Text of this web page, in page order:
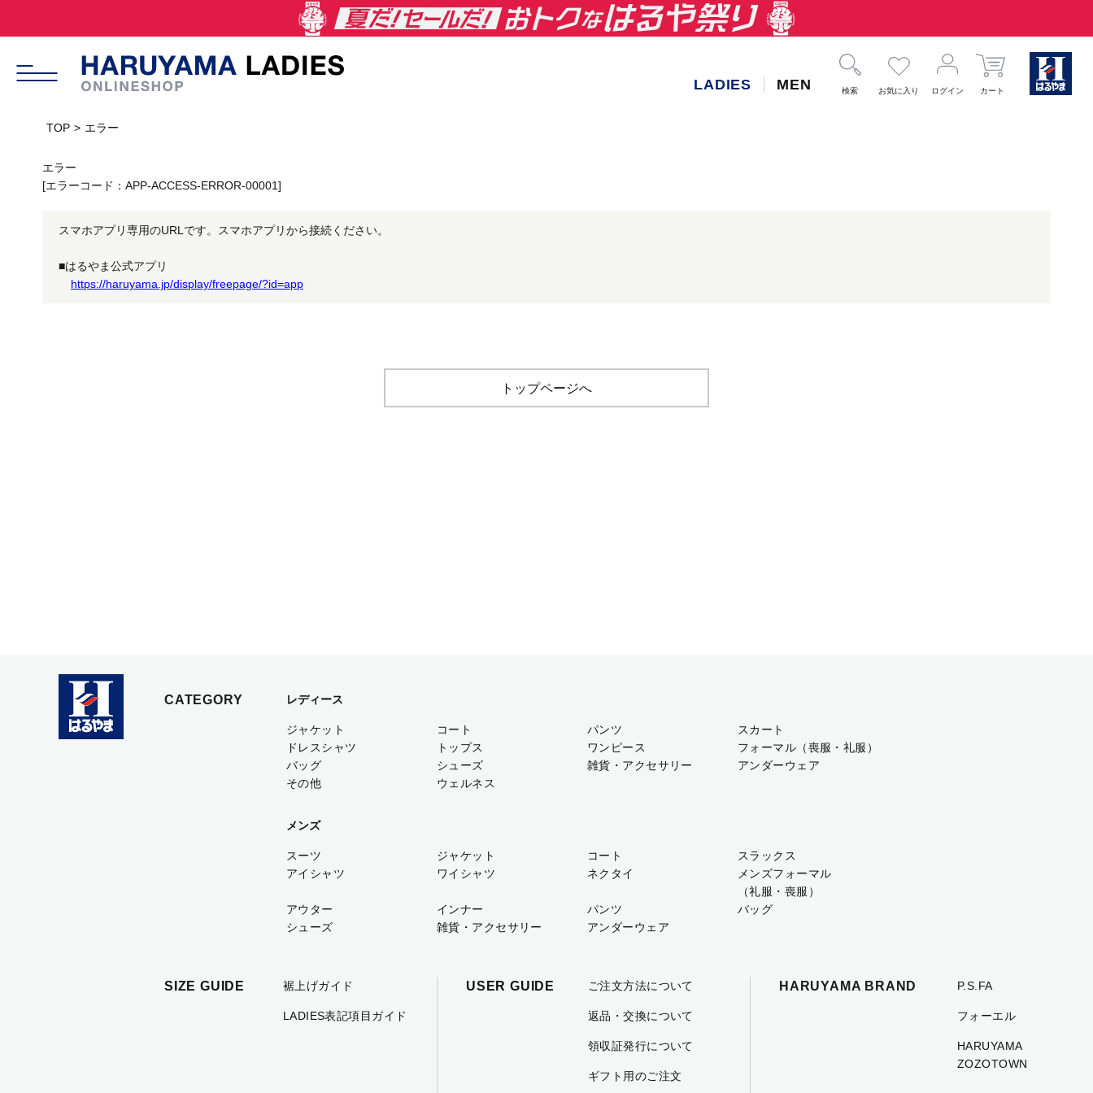
LADIES MEN 検索 お気に入り ログイン カート
TOP エラー
エラー
[エラーコード：APP-ACCESS-ERROR-00001]
スマホアプリ専用のURLです。スマホアプリから接続ください。
■はるやま公式アプリ
https://haruyama.jp/display/freepage/?id=app
トップページへ
CATEGORY レディース
ジャケット コート パンツ
スカート
ドレスシャツ
トップス ワンピース
フォーマル（喪服・礼服）
バッグ
シューズ 雑貨・アクセサリー
アンダーウェア
その他
ウェルネス
メンズ
スーツ ジャケット コート
スラックス
アイシャツ
ワイシャツ ネクタイ
メンズフォーマル
（礼服・喪服）
アウター
インナー パンツ
バッグ
シューズ
雑貨・アクセサリー アンダーウェア
SIZE GUIDE 裾上げガイド
LADIES表記項目ガイド
USER GUIDE ご注文方法について
返品・交換について
領収証発行について
ギフト用のご注文
HARUYAMA BRAND P.S.FA
フォーエル
HARUYAMA
ZOZOTOWN